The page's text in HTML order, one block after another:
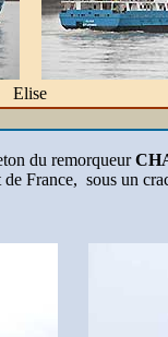
Elise
du remorqueur
France, sous un